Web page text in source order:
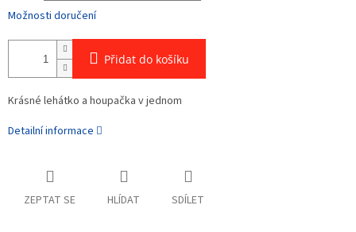
Možnosti doručení
Přidat do košíku
Krásné lehátko a houpačka v jednom
Detailní informace
ZEPTAT SE HLÍDAT SDÍLET